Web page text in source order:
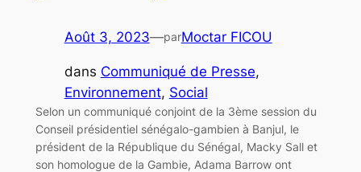
Août 3, 2023—parMoctar FICOU
dans Communiqué de Presse
Environnement, Social
Selon un communiqué conjoint de la 3ème session du
Conseil présidentiel sénégalo-gambien à Banjul, le
président de la République du Sénégal, Macky Sall et
son homologue de la Gambie, Adama Barrow ont